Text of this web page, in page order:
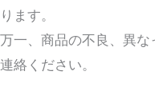
ります。
万一、商品の不良、異
連絡ください。